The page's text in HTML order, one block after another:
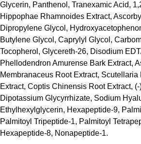
Glycerin, Panthenol, Tranexamic Acid,
Hippophae Rhamnoides Extract,
Dipropylene Glycol,
Butylene Glycol, Caprylyl Glycol,
Tocopherol, Glycereth-26, Disodium
Phellodendron Amurense Bark Extract,
Membranaceus Root Extract,
Extract, Coptis Chinensis Root Extract,
Dipotassium Glycyrrhizate, Sodium
Ethylhexylglycerin, Hexapeptide-9,
Palmitoyl Tripeptide-1, Palmitoyl
Hexapeptide-8, Nonapeptide-1.